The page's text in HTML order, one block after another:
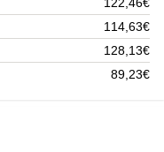
114,63€
128,13€
89,23€